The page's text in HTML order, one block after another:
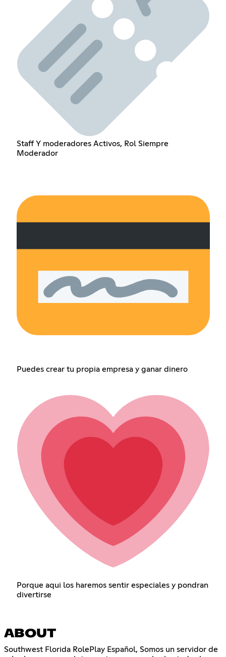
Staff Y moderadores Activos, Rol Siempre
Moderador
Puedes crear tu propia empresa y ganar dinero
Porque aqui los haremos sentir especiales y pondran
divertirse
ABOUT
Southwest Florida RolePlay Español, Somos un servidor de